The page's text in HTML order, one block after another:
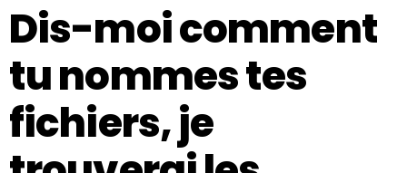
Dis-moi comment
tu nommes tes
fichiers, je